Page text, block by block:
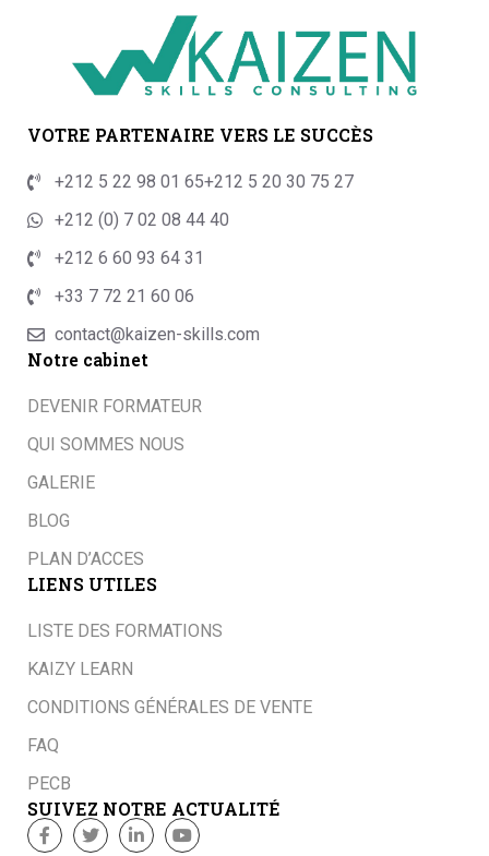
VOTRE PARTENAIRE VERS LE SUCCÈS
+212 5 22 98 01 65+212 5 20 30 75 27
+212 (0) 7 02 08 44 40
+212 6 60 93 64 31
+33 7 72 21 60 06
contact@kaizen-skills.com
Notre cabinet
DEVENIR FORMATEUR
QUI SOMMES NOUS
GALERIE
BLOG
PLAN D’ACCES
LIENS UTILES
LISTE DES FORMATIONS
KAIZY LEARN
CONDITIONS GÉNÉRALES DE VENTE
FAQ
PECB
SUIVEZ NOTRE ACTUALITÉ